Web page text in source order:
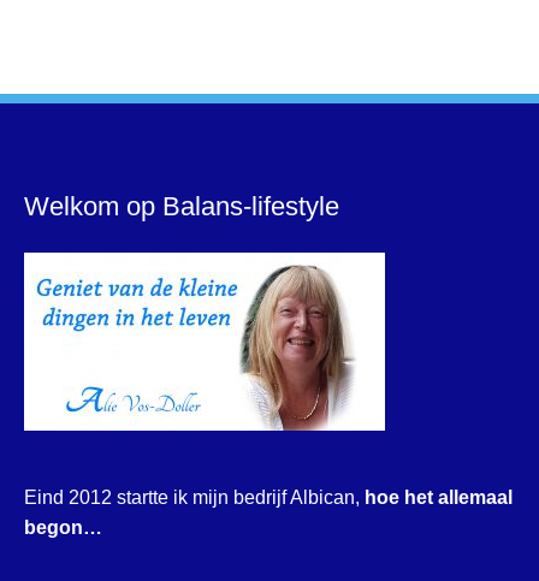
Welkom op Balans-lifestyle
Eind 2012 startte ik mijn bedrijf Albican, hoe het allemaal
begon…